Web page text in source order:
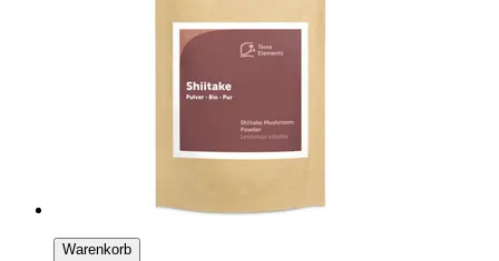
Warenkorb